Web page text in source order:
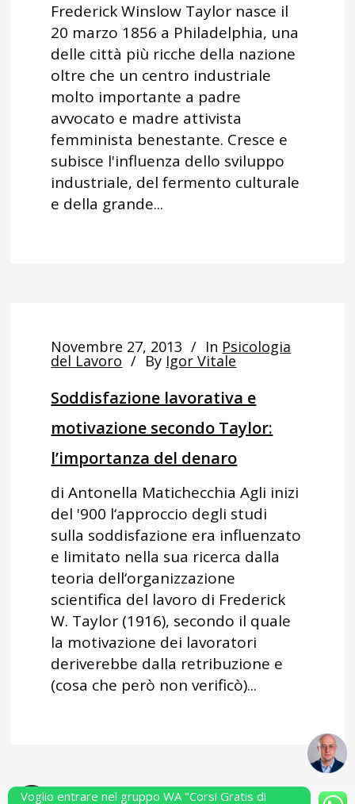
Frederick Winslow Taylor nasce il
20 marzo 1856 a Philadelphia, una
delle città più ricche della nazione
oltre che un centro industriale
molto importante a padre
avvocato e madre attivista
femminista benestante. Cresce e
subisce l'influenza dello sviluppo
industriale, del fermento culturale
e della grande...
Novembre 27, 2013 In Psicologia
del Lavoro By Igor Vitale
Soddisfazione lavorativa e
motivazione secondo Taylor:
l’importanza del denaro
di Antonella Matichecchia Agli inizi
del '900 l‘approccio degli studi
sulla soddisfazione era influenzato
e limitato nella sua ricerca dalla
teoria dell‘organizzazione
scientifica del lavoro di Frederick
W. Taylor (1916), secondo il quale
la motivazione dei lavoratori
deriverebbe dalla retribuzione e
(cosa che però non verificò)...
Voglio entrare nel gruppo WA "Corsi Gratis di